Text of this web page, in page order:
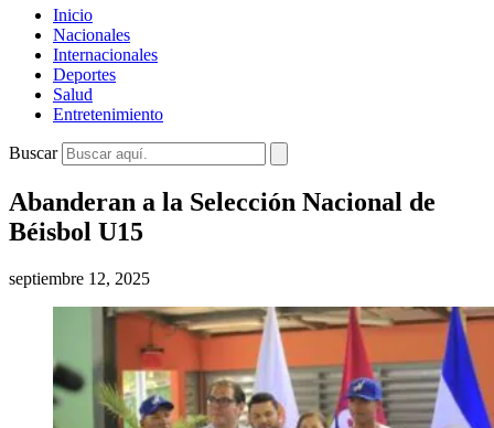
Inicio
Nacionales
Internacionales
Deportes
Salud
Entretenimiento
Buscar
Abanderan a la Selección Nacional de
Béisbol U15
septiembre 12, 2025